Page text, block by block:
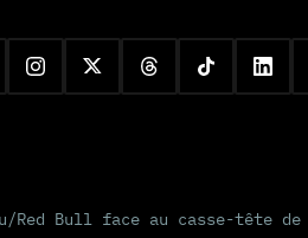
/Red Bull face au casse-tête